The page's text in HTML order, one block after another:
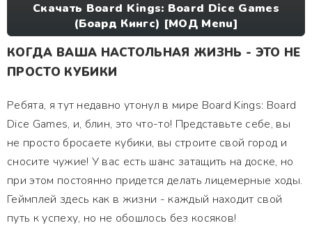
Скачать Board Kings: Board Dice Games
(Боард Кингс) [МОД Menu]
КОГДА ВАША НАСТОЛЬНАЯ ЖИЗНЬ - ЭТО НЕ
ПРОСТО КУБИКИ
Ребята, я тут недавно утонул в мире Board Kings: Board
Dice Games, и, блин, это что-то! Представьте себе, вы
не просто бросаете кубики, вы строите свой город и
сносите чужие! У вас есть шанс затащить на доске, но
при этом постоянно придется делать лицемерные ходы.
Геймплей здесь как в жизни - каждый находит свой
путь к успеху, но не обошлось без косяков!